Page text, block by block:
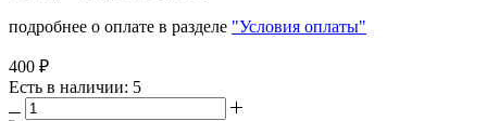
подробнее о оплате в разделе "Условия оплаты"
400 ₽
Есть в наличии: 5